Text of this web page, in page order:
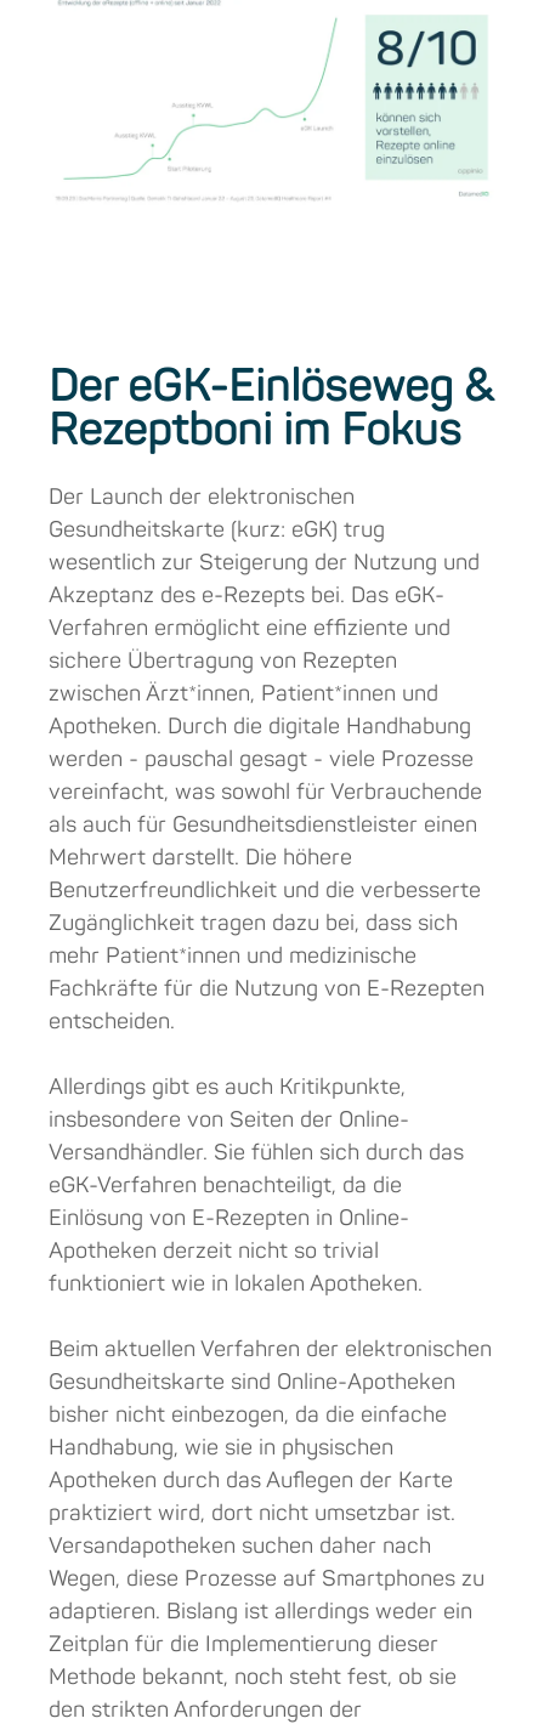
Der eGK-Einlöseweg &
Rezeptboni im Fokus
Der Launch der elektronischen
Gesundheitskarte (kurz: eGK) trug
wesentlich zur Steigerung der Nutzung und
Akzeptanz des e-Rezepts bei. Das eGK-
Verfahren ermöglicht eine effiziente und
sichere Übertragung von Rezepten
zwischen Ärzt*innen, Patient*innen und
Apotheken. Durch die digitale Handhabung
werden - pauschal gesagt - viele Prozesse
vereinfacht, was sowohl für Verbrauchende
als auch für Gesundheitsdienstleister einen
Mehrwert darstellt. Die höhere
Benutzerfreundlichkeit und die verbesserte
Zugänglichkeit tragen dazu bei, dass sich
mehr Patient*innen und medizinische
Fachkräfte für die Nutzung von E-Rezepten
entscheiden.
Allerdings gibt es auch Kritikpunkte,
insbesondere von Seiten der Online-
Versandhändler. Sie fühlen sich durch das
eGK-Verfahren benachteiligt, da die
Einlösung von E-Rezepten in Online-
Apotheken derzeit nicht so trivial
funktioniert wie in lokalen Apotheken.
Beim aktuellen Verfahren der elektronischen
Gesundheitskarte sind Online-Apotheken
bisher nicht einbezogen, da die einfache
Handhabung, wie sie in physischen
Apotheken durch das Auflegen der Karte
praktiziert wird, dort nicht umsetzbar ist.
Versandapotheken suchen daher nach
Wegen, diese Prozesse auf Smartphones zu
adaptieren. Bislang ist allerdings weder ein
Zeitplan für die Implementierung dieser
Methode bekannt, noch steht fest, ob sie
den strikten Anforderungen der